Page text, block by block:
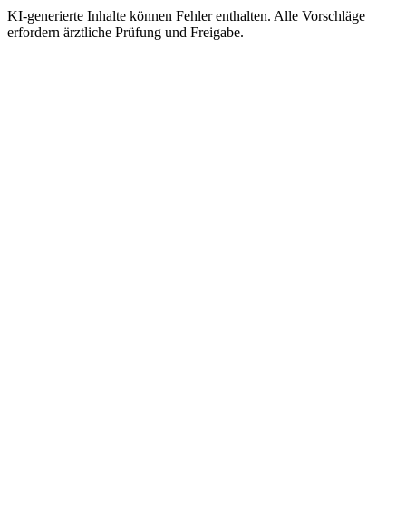
KI-generierte Inhalte können Fehler enthalten. Alle Vorschläge
erfordern ärztliche Prüfung und Freigabe.